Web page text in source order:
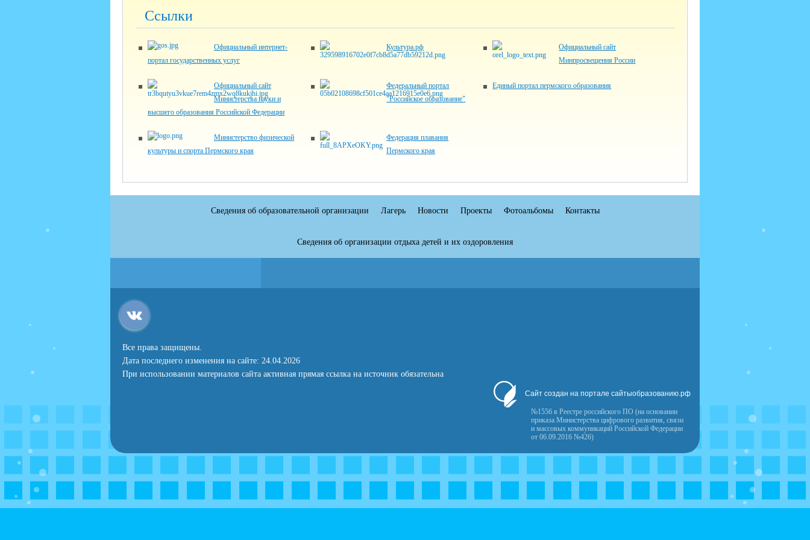
Ссылки
Официальный интернет-
портал государственных услуг
Культура.рф
Официальный сайт
Минпросвещения России
Официальный сайт
Министерства науки и
высшего образования Российской Федерации
Федеральный портал
"Российское образование"
Единый портал пермского образования
Министерство физической
культуры и спорта Пермского края
Федерация плавания
Пермского края
Сведения об образовательной организации Лагерь Новости Проекты Фотоальбомы Контакты
Сведения об организации отдыха детей и их оздоровления
Все права защищены.
Дата последнего изменения на сайте: 24.04.2026
При использовании материалов сайта активная прямая ссылка на источник обязательна
Сайт создан на портале сайтыобразованию.рф
№1556 в Реестре российского ПО (на основании
приказа Министерства цифрового развития, связи
и массовых коммуникаций Российской Федерации
от 06.09.2016 №426)